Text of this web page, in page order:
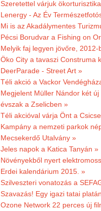
Szeretettel várjuk
Lenergy - Az Év
Mi is az Akadálymentes
Pécsi Borudvar a Fishing on
Melyik faj legyen jövőre,
Öko City a tavaszi Construma
DeerParade - Street Art »
Téli akció a Vackor
Megjelent Müller Nándor két
évszak a Zselicben »
Téli akcióval várja Önt a
Kampány a nemzeti parkok
Mecsekerdő Utalvány »
Jeles napok a Katica Tanyán »
Növényekből nyert
Erdei kalendárium 2015. »
Szilveszteri vonatozás a
Szavazás! Egy igazi tatai
Ozone Network 22 perces új